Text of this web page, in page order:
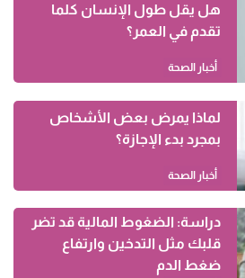
هل يقل طول الإنسان كلما
تقدم في العمر؟
أخبار الصحة
لماذا يمرض بعض الأشخاص
بمجرد بدء الإجازة؟
أخبار الصحة
دراسة: الضغوط المالية قد تضر
قلبك مثل التدخين وارتفاع
ضغط الدم